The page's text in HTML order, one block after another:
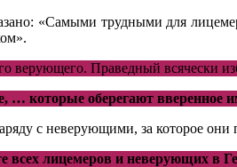
«Самыми трудными для
верующего. Праведный всячески
… которые оберегают вверенное
с неверующими, за которое они
всех лицемеров и неверующих в